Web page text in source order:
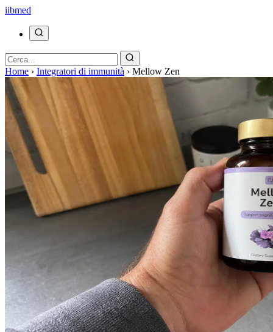
iibmed
Home › Integratori di immunità › Mellow Zen